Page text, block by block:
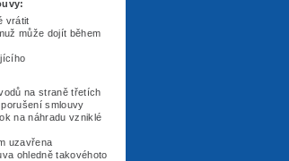
vrátit
může dojít během
na straně třetích
smlouvy
na náhradu vzniklé
uzavřena
ohledně takovéhoto